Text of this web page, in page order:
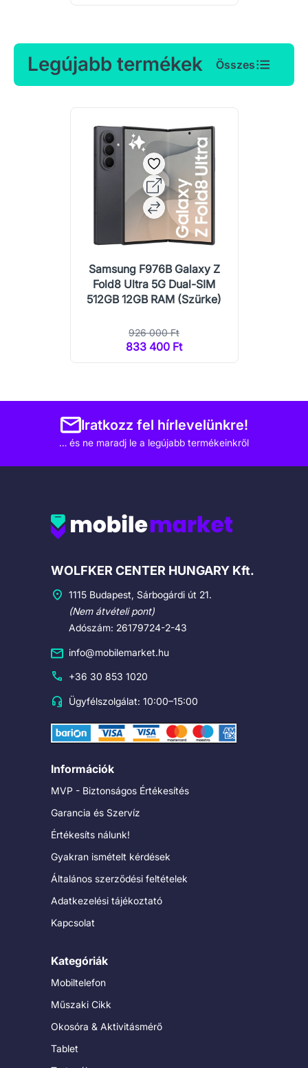
Legújabb termékek Összes
Samsung F976B Galaxy Z
Fold8 Ultra 5G Dual-SIM
512GB 12GB RAM (Szürke)
926 000 Ft
833 400 Ft
Iratkozz fel hírlevelünkre!
… és ne maradj le a legújabb termékeinkről
Cégadatok
WOLFKER CENTER HUNGARY Kft.
1115 Budapest, Sárbogárdi út 21.
(Nem átvételi pont)
Adószám: 26179724-2-43
info@mobilemarket.hu
+36 30 853 1020
Ügyfélszolgálat: 10:00–15:00
Információk
MVP - Biztonságos Értékesítés
Garancia és Szervíz
Értékesíts nálunk!
Gyakran ismételt kérdések
Általános szerződési feltételek
Adatkezelési tájékoztató
Kapcsolat
Kategóriák
Mobiltelefon
Műszaki Cikk
Okosóra & Aktivitásmérő
Tablet